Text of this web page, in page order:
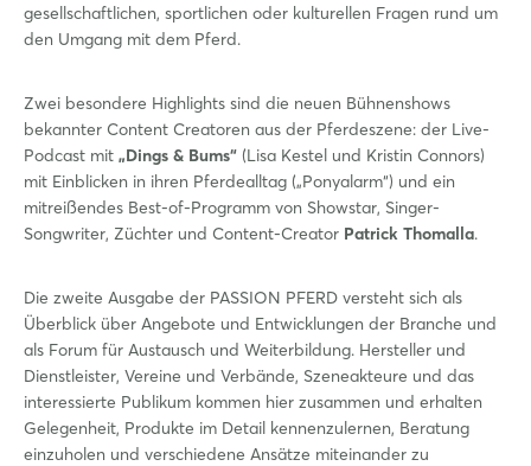
gesellschaftlichen, sportlichen oder kulturellen Fragen rund um
den Umgang mit dem Pferd.
Zwei besondere Highlights sind die neuen Bühnenshows
bekannter Content Creatoren aus der Pferdeszene: der Live-
Podcast mit „Dings & Bums“ (Lisa Kestel und Kristin Connors)
mit Einblicken in ihren Pferdealltag („Ponyalarm“) und ein
mitreißendes Best-of-Programm von Showstar, Singer-
Songwriter, Züchter und Content-Creator Patrick Thomalla.
Die zweite Ausgabe der PASSION PFERD versteht sich als
Überblick über Angebote und Entwicklungen der Branche und
als Forum für Austausch und Weiterbildung. Hersteller und
Dienstleister, Vereine und Verbände, Szeneakteure und das
interessierte Publikum kommen hier zusammen und erhalten
Gelegenheit, Produkte im Detail kennenzulernen, Beratung
einzuholen und verschiedene Ansätze miteinander zu